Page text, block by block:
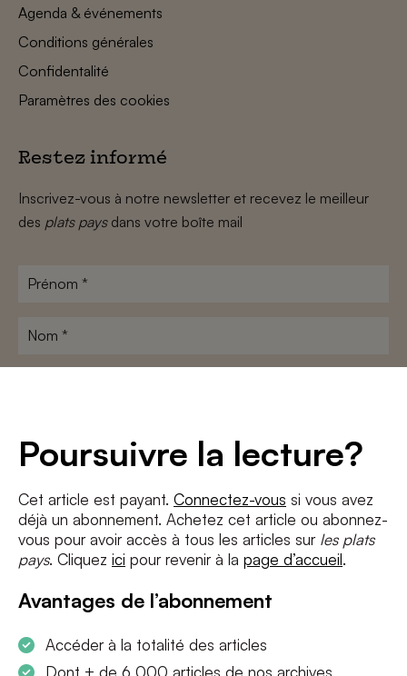
Poursuivre la lecture?
Cet article est payant. Connectez-vous si vous avez
déjà un abonnement. Achetez cet article ou abonnez-
vous pour avoir accès à tous les articles sur les plats
pays. Cliquez ici pour revenir à la page d’accueil.
Avantages de l’abonnement
Accéder à la totalité des articles
Dont + de 6 000 articles de nos archives
Agenda & événements
Conditions générales
Confidentalité
Paramètres des cookies
Restez informé
Inscrivez-vous à notre newsletter et recevez le meilleur
des plats paysdans votre boîte mail
Prénom
Nom
J'accepte les termes et conditions etla politique de confidentialité
S'INSCRIRE